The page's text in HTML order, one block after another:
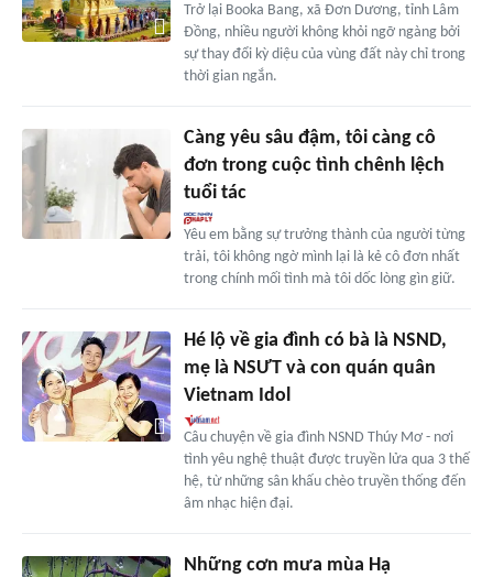
Trở lại Booka Bang, xã Đơn Dương, tỉnh Lâm
Đồng, nhiều người không khỏi ngỡ ngàng bởi
sự thay đổi kỳ diệu của vùng đất này chỉ trong
thời gian ngắn.
Càng yêu sâu đậm, tôi càng cô
đơn trong cuộc tình chênh lệch
tuổi tác
Yêu em bằng sự trưởng thành của người từng
trải, tôi không ngờ mình lại là kẻ cô đơn nhất
trong chính mối tình mà tôi dốc lòng gìn giữ.
Hé lộ về gia đình có bà là NSND,
mẹ là NSƯT và con quán quân
Vietnam Idol
Câu chuyện về gia đình NSND Thúy Mơ - nơi
tình yêu nghệ thuật được truyền lửa qua 3 thế
hệ, từ những sân khấu chèo truyền thống đến
âm nhạc hiện đại.
Những cơn mưa mùa Hạ